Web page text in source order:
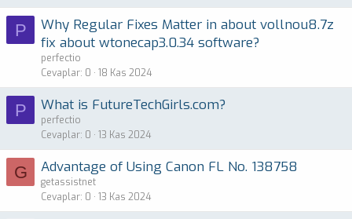
P
Why Regular Fixes Matter in about vollnou8.7z
fix about wtonecap3.0.34 software?
perfectio
Cevaplar 0 18 Kas 2024
P What is FutureTechGirls.com?
perfectio
Cevaplar 0 13 Kas 2024
G Advantage of Using Canon FL No. 138758
getassistnet
Cevaplar 0 13 Kas 2024